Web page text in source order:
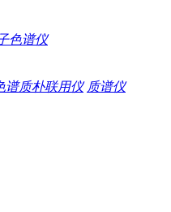
色谱仪
谱质朴联用仪 质谱仪